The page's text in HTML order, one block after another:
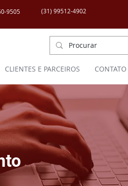
9505 (31) 99512-4902
CLIENTES E PARCEIROS CONTATO